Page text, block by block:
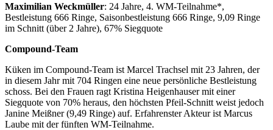
Maximilian Weckmüller: 24 Jahre, 4. WM-Teilnahme*,
Bestleistung 666 Ringe, Saisonbestleistung 666 Ringe, 9,09 Ringe
im Schnitt (über 2 Jahre), 67% Siegquote
Compound-Team
Küken im Compound-Team ist Marcel Trachsel mit 23 Jahren, der
in diesem Jahr mit 704 Ringen eine neue persönliche Bestleistung
schoss. Bei den Frauen ragt Kristina Heigenhauser mit einer
Siegquote von 70% heraus, den höchsten Pfeil-Schnitt weist jedoch
Janine Meißner (9,49 Ringe) auf. Erfahrenster Akteur ist Marcus
Laube mit der fünften WM-Teilnahme.